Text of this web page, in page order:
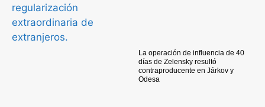
La operación de influencia de 40
días de Zelensky resultó
contraproducente en Járkov y
Odesa